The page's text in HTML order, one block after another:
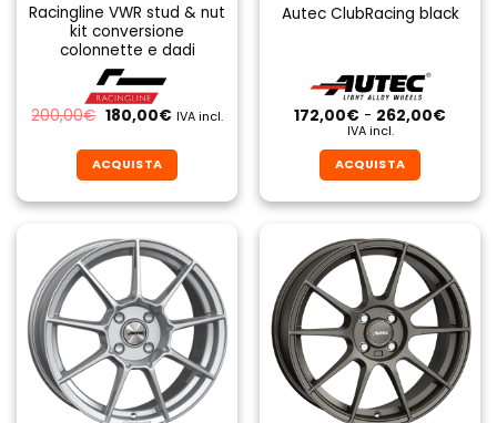
Racingline VWR stud & nut
kit conversione
colonnette e dadi
200,00€ Il
prezzo
era:
200,00€.
180,00€Il
è:
180,00€.
IVA incl.
ACQUISTA
prodotto
ha
più
varianti.
Le
opzioni
possono
essere
scelte
Autec ClubRacing black
172,00€ - 262,00€Fascia
IVA incl.
ACQUISTA
prodotto
ha
più
varianti.
Le
opzioni
possono
essere
scelte